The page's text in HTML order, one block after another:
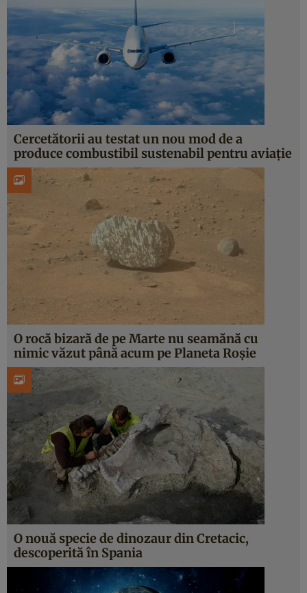
Cercetătorii au testat un nou mod de a
produce combustibil sustenabil pentru aviație
O rocă bizară de pe Marte nu seamănă cu
nimic văzut până acum pe Planeta Roșie
O nouă specie de dinozaur din Cretacic,
descoperită în Spania